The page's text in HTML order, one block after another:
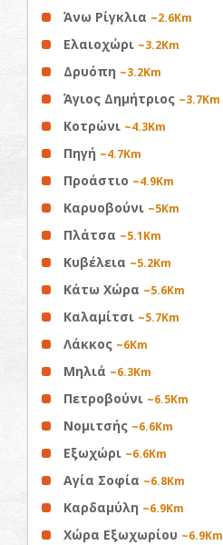
Άνω Ρίγκλια ~2.6Km
Ελαιοχώρι ~3.2Km
Δρυόπη ~3.2Km
Άγιος Δημήτριος ~3.7Km
Κοτρώνι ~4.3Km
Πηγή ~4.7Km
Προάστιο ~4.9Km
Καρυοβούνι ~5Km
Πλάτσα ~5.1Km
Κυβέλεια ~5.2Km
Κάτω Χώρα ~5.6Km
Καλαμίτσι ~5.7Km
Λάκκος ~6Km
Μηλιά ~6.3Km
Πετροβούνι ~6.5Km
Νομιτσής ~6.6Km
Εξωχώρι ~6.6Km
Αγία Σοφία ~6.8Km
Καρδαμύλη ~6.9Km
Χώρα Εξωχωρίου ~6.9Km